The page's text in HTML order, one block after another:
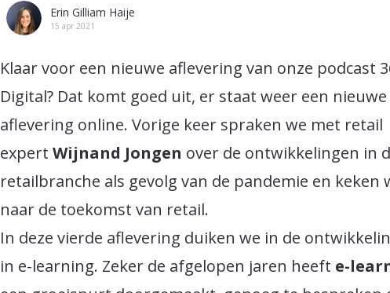
Erin Gilliam Haije
15 apr 2021
Klaar voor een nieuwe aflevering van onze podcast
Digital? Dat komt goed uit, er staat weer een nieuwe
aflevering online. Vorige keer spraken we met retail
expert Wijnand Jongen over de ontwikkelingen in
retailbranche als gevolg van de pandemie en keken
naar de toekomst van retail.
In deze vierde aflevering duiken we in de
in e-learning. Zeker de afgelopen jaren heeft e-